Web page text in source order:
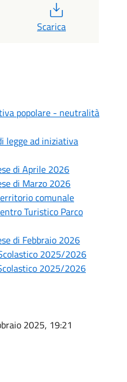
Scarica
popolare - neutralità
legge ad iniziativa
di Aprile 2026
di Marzo 2026
comunale
Turistico Parco
di Febbraio 2026
2025/2026
2025/2026
2025, 19:21